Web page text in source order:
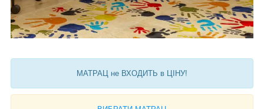
МАТРАЦ не ВХОДИТЬ в ЦІНУ!